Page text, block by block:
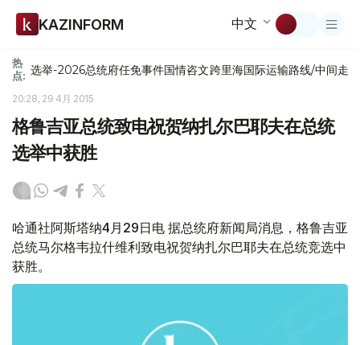
KAZINFORM 中文
热
点: 选举-2026总统府任免事件国情咨文跨里海国际运输路线/中间走廊
20:28, 29 4月 2015
格鲁吉亚总统致电祝贺纳扎尔巴耶夫在总统
选举中获胜
哈通社阿斯塔纳4月29日电 据总统府新闻局消息，格鲁吉亚
总统马尔格韦拉什维利致电祝贺纳扎尔巴耶夫在总统竞选中
获胜。